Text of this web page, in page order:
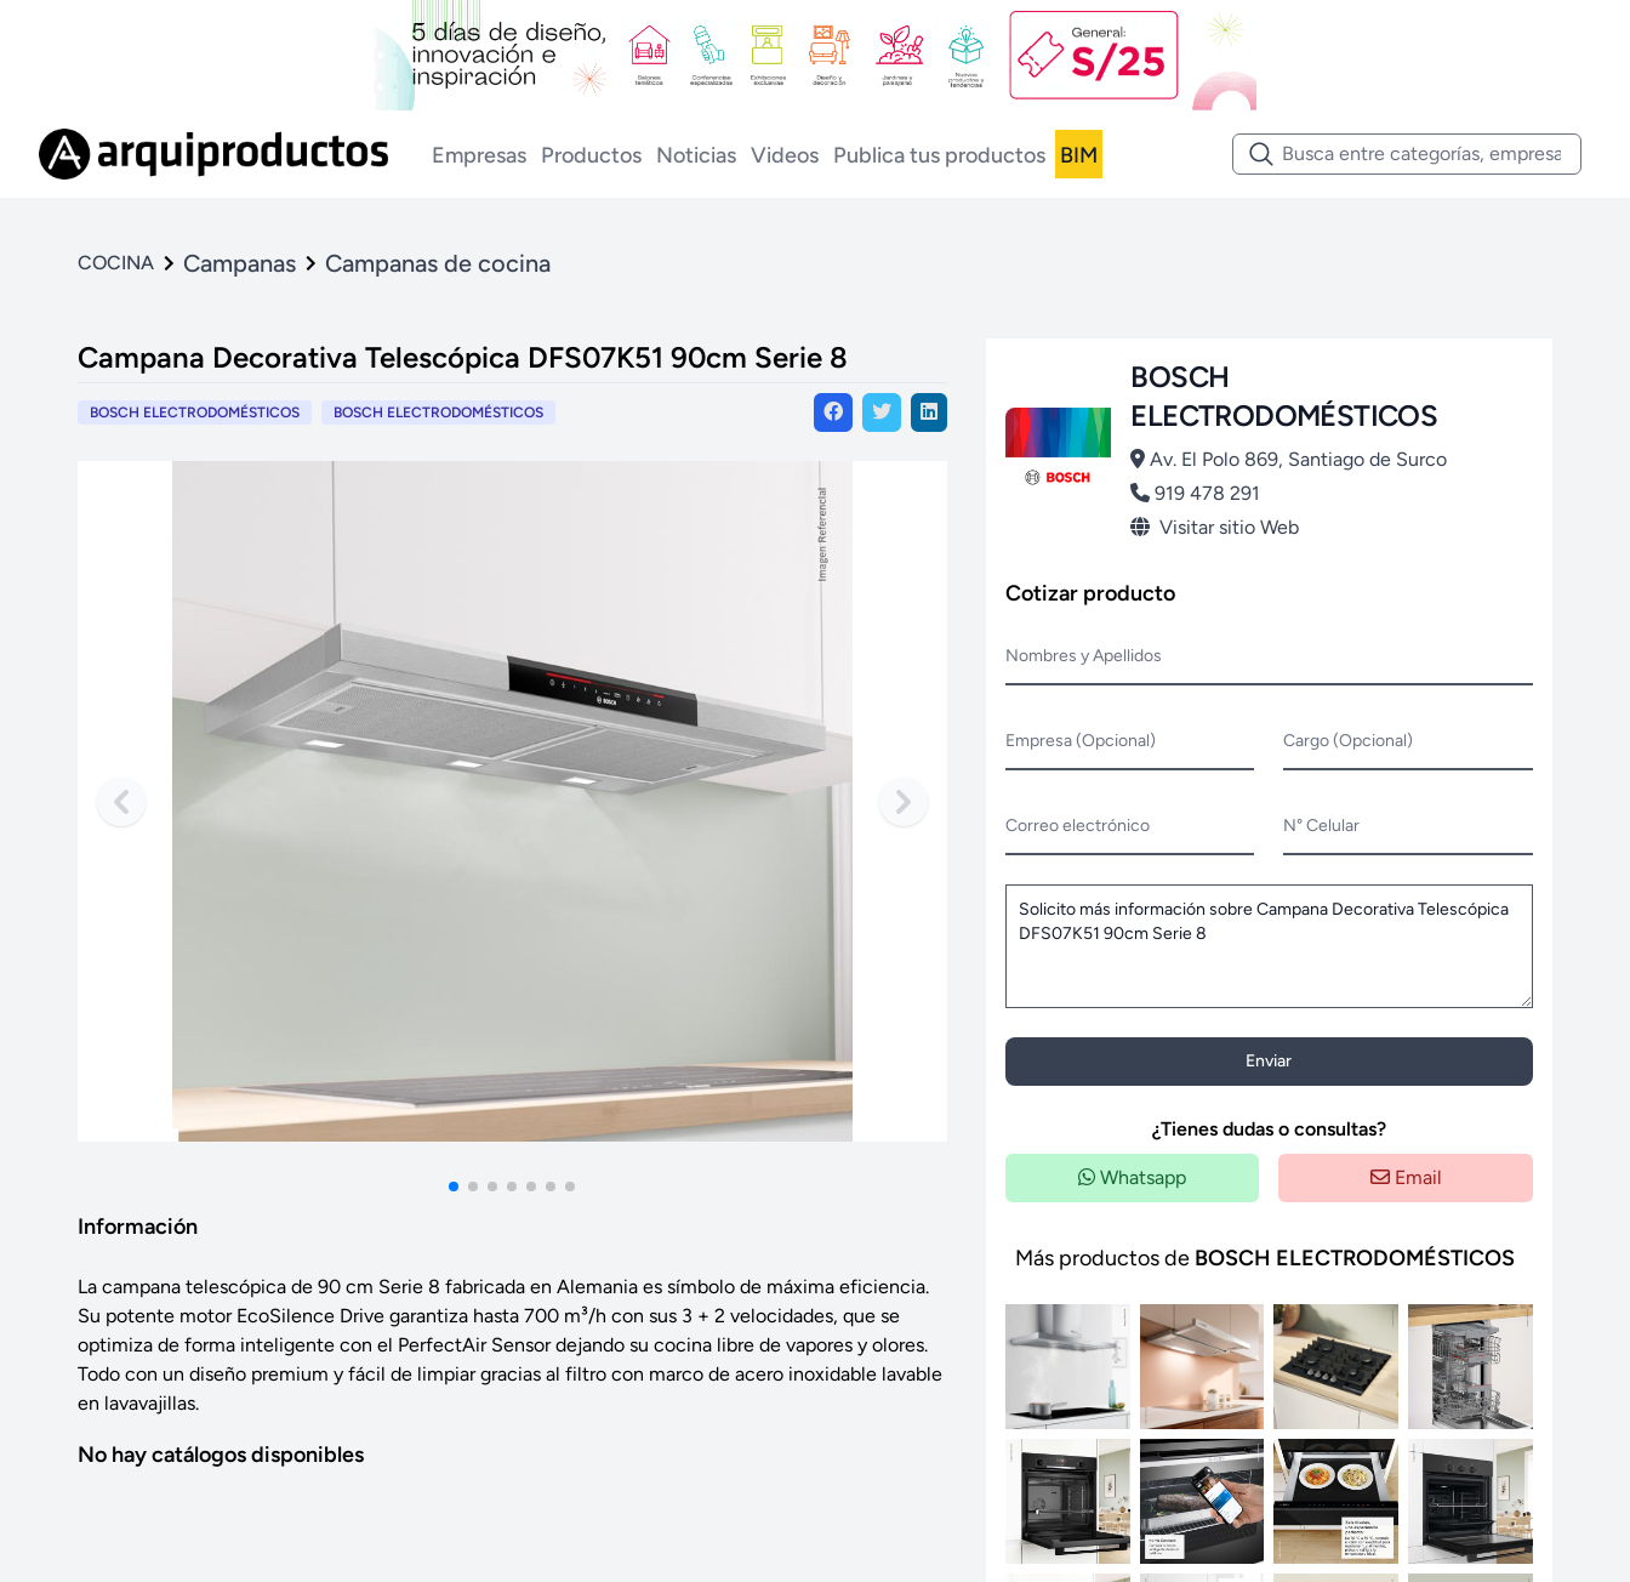
Empresas Productos Noticias Videos Publica tus productos BIM
COCINA Campanas Campanas de cocina
Campana Decorativa Telescópica DFS07K51 90cm Serie 8
BOSCH ELECTRODOMÉSTICOS BOSCH ELECTRODOMÉSTICOS
Información
La campana telescópica de 90 cm Serie 8 fabricada en Alemania es símbolo de máxima eficiencia.
Su potente motor EcoSilence Drive garantiza hasta 700 m³/h con sus 3 + 2 velocidades, que se
optimiza de forma inteligente con el PerfectAir Sensor dejando su cocina libre de vapores y olores.
Todo con un diseño premium y fácil de limpiar gracias al filtro con marco de acero inoxidable lavable
en lavavajillas.
No hay catálogos disponibles
BOSCH
ELECTRODOMÉSTICOS
Av. El Polo 869, Santiago de Surco
919 478 291
Visitar sitio Web
Cotizar producto
Nombres y Apellidos
Empresa (Opcional) Cargo (Opcional)
Correo electrónico N° Celular
Enviar
¿Tienes dudas o consultas?
Whatsapp Email
Más productos de BOSCH ELECTRODOMÉSTICOS